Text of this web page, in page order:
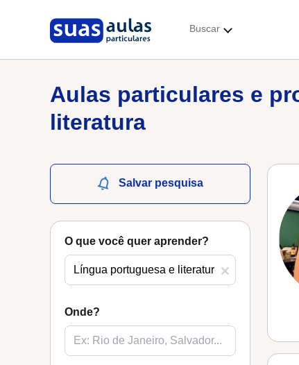
Buscar
Aulas particulares e
literatura
Salvar pesquisa
O que você quer aprender?
Onde?